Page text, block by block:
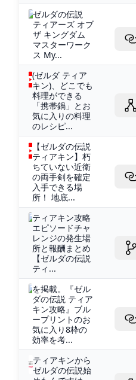
ゼルダの伝説
ティアーズ オブ
ザ キングダム
マスターワーク
ス My...
(ゼルダ ティア
キン)、どこでも
料理ができる
「携帯鍋」とお
気に入りの料理
のレシピ...
【ゼルダの伝説
ティアキン】朽
ちていない近衛
の両手剣を確定
入手できる場
所！ 地底...
ティアキン攻略
エピソードチャ
レンジの発生場
所と報酬まとめ
【ゼルダの伝説
ティ...
を掲載。『ゼル
ダの伝説 ティア
キン攻略』ブル
ープリントのお
気に入り8枠の
効率を考...
ティアキンから
ゼルダの伝説始